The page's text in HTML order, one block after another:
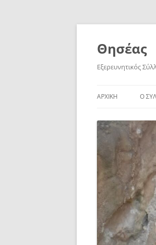
Skip
Θησέας
Εξερευνητικός
ΑΡΧΙΚΗ Ο